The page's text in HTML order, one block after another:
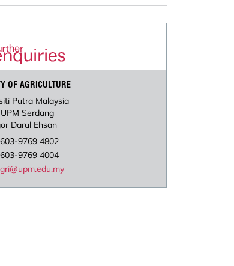
OF AGRICULTURE
Putra Malaysia
Serdang
Darul Ehsan
9769 4802
9769 4004